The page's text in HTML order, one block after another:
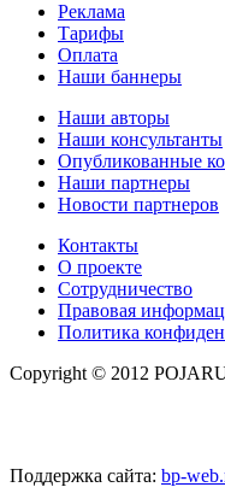
Реклама
Тарифы
Оплата
Наши баннеры
Наши авторы
Наши консультанты
Опубликованные
Наши партнеры
Новости партнеров
Контакты
О проекте
Сотрудничество
Правовая
Политика
Copyright © 2012
Поддержка сайта: bp-